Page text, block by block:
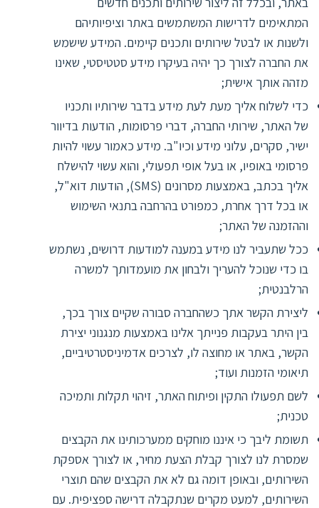
המתאימים לדרישות המשתמשים באתר וציפיותיהם
ולשנות או לבטל שירותים ותכנים קיימים. המידע שישמש
את החברה לצורך כך יהיה בעיקרו מידע סטטיסטי, שאינו
מזהה אותך אישית;
כדי לשלוח אליך מעת לעת מידע בדבר שירותיו ותכניו
של האתר, שירותי החברה, דברי פרסומות, הודעות בדיוור
ישיר, סקרים, עלוני מידע וכיו"ב. מידע כאמור עשוי להיות
פרסומי באופיו, או בעל אופי תפעולי, והוא עשוי להישלח
אליך בכתב, באמצעות מסרונים (SMS), הודעות דוא"ל,
או בכל דרך אחרת, כמפורט בהרחבה בתנאי השימוש
וההזמנה של האתר;
ככל שתעביר לנו מידע במענה למודעות דרושים, נשתמש
בו כדי שנוכל להעריך ולבחון את מועמדותך למשרה
הרלבנטית;
ליצירת הקשר אתך כשהחברה סבורה שקיים צורך בכך,
בין היתר בעקבות פנייתך אלינו באמצעות מנגנוני יצירת
הקשר, באתר או מחוצה לו, לצרכים אדמיניסטרטיביים,
תיאומי הזמנות ועוד;
לשם תפעולו התקין ופיתוח האתר, זיהוי תקלות ותמיכה
טכנית;
תשומת ליבך כי איננו מוחקים ממערכותינו את הקבצים
שמסרת לנו לצורך קבלת הצעת מחיר, או לצורך אספקת
השירותים, ובאופן דומה גם לא את הקבצים שהם תוצרי
השירותים, למעט מקרים שנתקבלה דרישה ספציפית. עם